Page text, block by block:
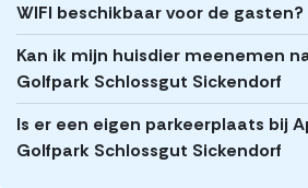
WIFI beschikbaar voor de gasten?
Kan ik mijn huisdier meenemen
Golfpark Schlossgut Sickendorf
Is er een eigen parkeerplaats bij
Golfpark Schlossgut Sickendorf